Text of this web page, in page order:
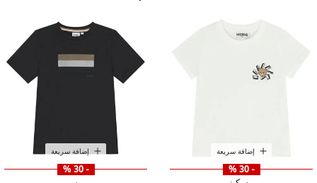
إضافة سريعة
- 30 %
إضافة سريعة
- 30 %